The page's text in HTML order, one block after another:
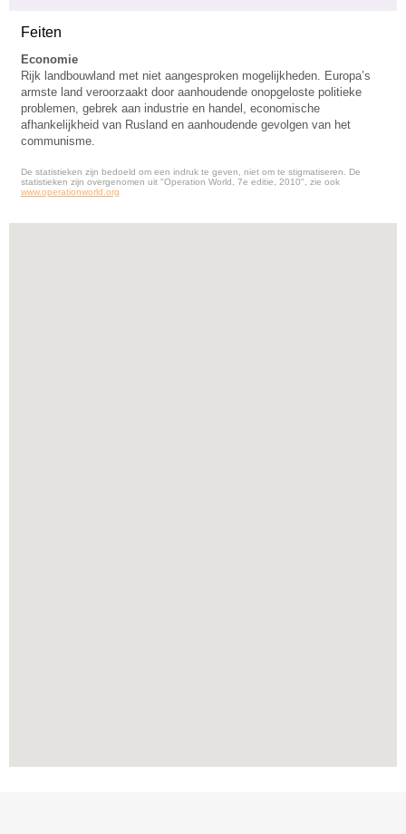
Feiten
Economie
Rijk landbouwland met niet aangesproken mogelijkheden. Europa’s
armste land veroorzaakt door aanhoudende onopgeloste politieke
problemen, gebrek aan industrie en handel, economische
afhankelijkheid van Rusland en aanhoudende gevolgen van het
communisme.
De statistieken zijn bedoeld om een indruk te geven, niet om te stigmatiseren. De
statistieken zijn overgenomen uit "Operation World, 7e editie, 2010", zie ook
www.operationworld.org